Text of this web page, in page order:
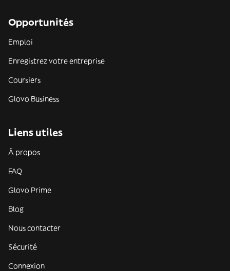
Opportunités
Emploi
Enregistrez votre entreprise
Coursiers
Glovo Business
Liens utiles
À propos
FAQ
Glovo Prime
Blog
Nous contacter
Sécurité
Connexion